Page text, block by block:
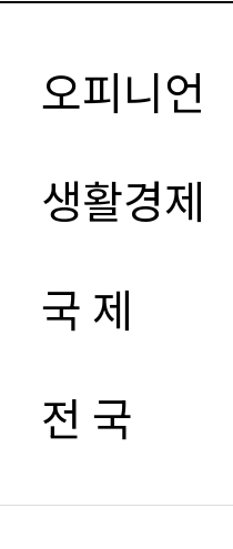
오피니언
생활경제
국 제
전 국